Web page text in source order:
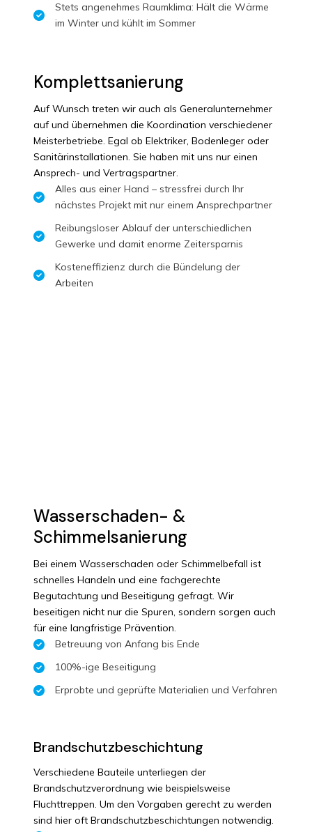
Stets angenehmes Raumklima: Hält die Wärme
im Winter und kühlt im Sommer
Komplettsanierung
Auf Wunsch treten wir auch als Generalunternehmer
auf und übernehmen die Koordination verschiedener
Meisterbetriebe. Egal ob Elektriker, Bodenleger oder
Sanitärinstallationen. Sie haben mit uns nur einen
Ansprech- und Vertragspartner.
Alles aus einer Hand – stressfrei durch Ihr
nächstes Projekt mit nur einem Ansprechpartner
Reibungsloser Ablauf der unterschiedlichen
Gewerke und damit enorme Zeitersparnis
Kosteneffizienz durch die Bündelung der
Arbeiten
Wasserschaden- &
Schimmelsanierung
Bei einem Wasserschaden oder Schimmelbefall ist
schnelles Handeln und eine fachgerechte
Begutachtung und Beseitigung gefragt. Wir
beseitigen nicht nur die Spuren, sondern sorgen auch
für eine langfristige Prävention.
Betreuung von Anfang bis Ende
100%-ige Beseitigung
Erprobte und geprüfte Materialien und Verfahren
Brandschutzbeschichtung
Verschiedene Bauteile unterliegen der
Brandschutzverordnung wie beispielsweise
Fluchttreppen. Um den Vorgaben gerecht zu werden
sind hier oft Brandschutzbeschichtungen notwendig.